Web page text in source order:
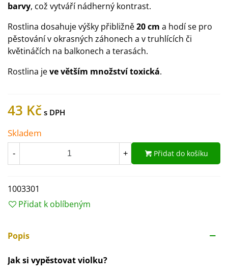
barvy, což vytváří nádherný kontrast.
Rostlina dosahuje výšky přibližně20 cm a hodí se pro
pěstování v okrasných záhonech a v truhlících či
květináčích na balkonech a terasách.
Rostlina jeve větším množství toxická.
43 Kč
Skladem
- + Přidat do košíku
1003301
Přidat k oblíbeným
Popis
Jak si vypěstovat violku?